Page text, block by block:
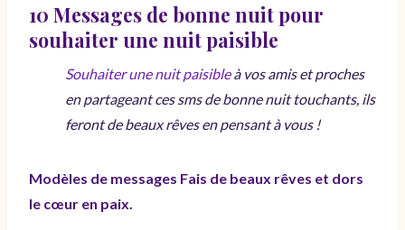
10 Messages de bonne nuit pour
souhaiter une nuit paisible
Souhaiter une nuit paisibleà vos amis et proches
en partageant ces sms de bonne nuit touchants, ils
feront de beaux rêves en pensant à vous !
Modèles de messages Fais de beaux rêves et dors
le cœur en paix.